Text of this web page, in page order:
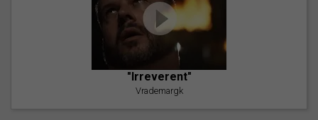
"Irreverent"
Vrademargk